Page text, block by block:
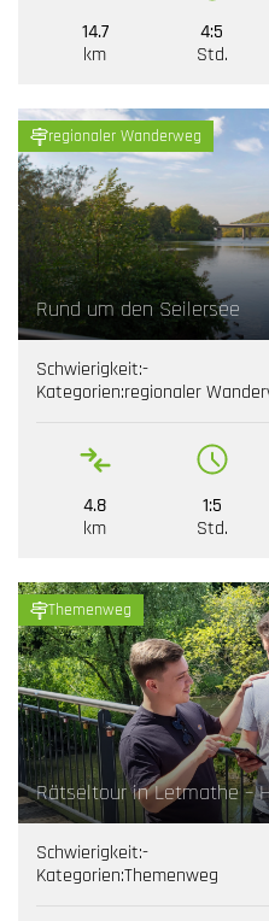
14.7
km
4:5
Std.
regionaler Wanderweg
Rund um den Seilersee
Schwierigkeit:-
Kategorien:regionaler
4.8
km
1:5
Std.
Themenweg
Rätseltour in Letmathe –
Schwierigkeit:-
Kategorien:Themenweg